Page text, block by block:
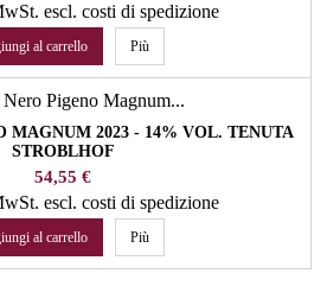
escl. costi di spedizione
al carrello Più
MAGNUM 2023 - 14% VOL. TENUTA
STROBLHOF
Prezzo
54,55 €
escl. costi di spedizione
al carrello Più